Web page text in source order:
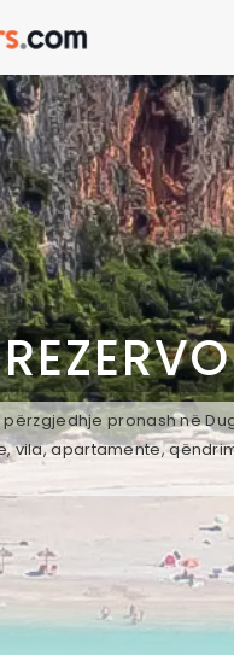
përzgjedhje pronash në
vila, apartamente,